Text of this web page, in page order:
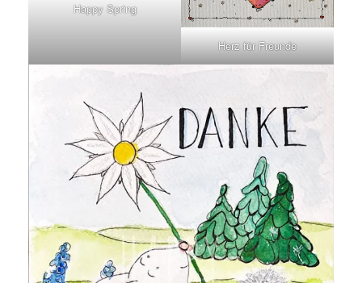
Happy Spring
Herz für Freunde